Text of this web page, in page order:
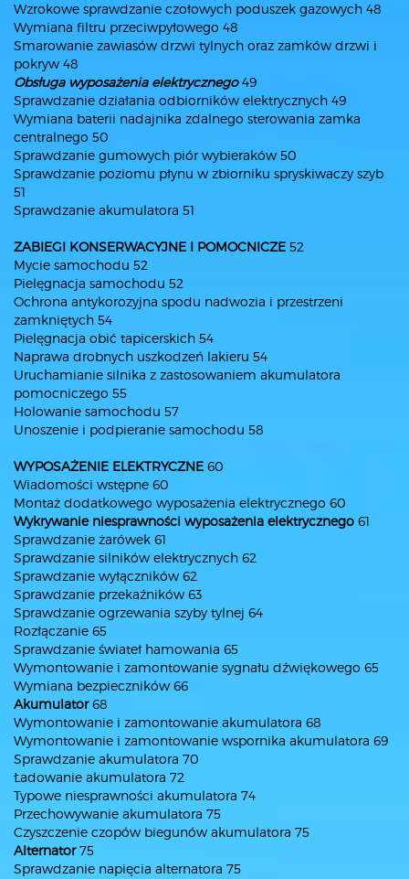
Wzrokowe sprawdzanie czołowych poduszek gazowych 48
Wymiana filtru przeciwpyłowego 48
Smarowanie zawiasów drzwi tylnych oraz zamków drzwi i
pokryw 48
Obsługa wyposażenia elektrycznego49
Sprawdzanie działania odbiorników elektrycznych 49
Wymiana baterii nadajnika zdalnego sterowania zamka
centralnego 50
Sprawdzanie gumowych piór wybieraków 50
Sprawdzanie poziomu płynu w zbiorniku spryskiwaczy szyb
51
Sprawdzanie akumulatora 51
ZABIEGI KONSERWACYJNE I POMOCNICZE 52
Mycie samochodu 52
Pielęgnacja samochodu 52
Ochrona antykorozyjna spodu nadwozia i przestrzeni
zamkniętych 54
Pielęgnacja obić tapicerskich 54
Naprawa drobnych uszkodzeń lakieru 54
Uruchamianie silnika z zastosowaniem akumulatora
pomocniczego 55
Holowanie samochodu 57
Unoszenie i podpieranie samochodu 58
WYPOSAŻENIE ELEKTRYCZNE 60
Wiadomości wstępne 60
Montaż dodatkowego wyposażenia elektrycznego 60
Wykrywanie niesprawności wyposażenia elektrycznego 61
Sprawdzanie żarówek 61
Sprawdzanie silników elektrycznych 62
Sprawdzanie wyłączników 62
Sprawdzanie przekaźników 63
Sprawdzanie ogrzewania szyby tylnej 64
Rozłączanie 65
Sprawdzanie świateł hamowania 65
Wymontowanie i zamontowanie sygnału dźwiękowego 65
Wymiana bezpieczników 66
Akumulator68
Wymontowanie i zamontowanie akumulatora 68
Wymontowanie i zamontowanie wspornika akumulatora 69
Sprawdzanie akumulatora 70
Ładowanie akumulatora 72
Typowe niesprawności akumulatora 74
Przechowywanie akumulatora 75
Czyszczenie czopów biegunów akumulatora 75
Alternator75
Sprawdzanie napięcia alternatora 75